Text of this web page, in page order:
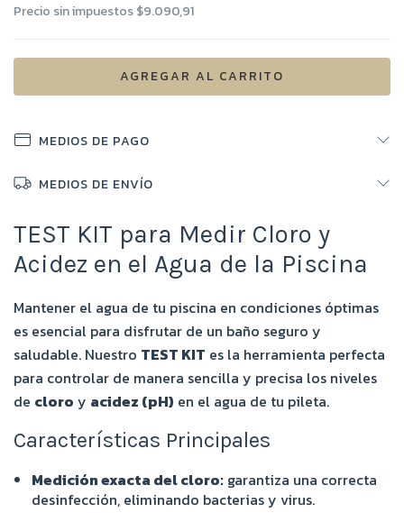
Precio sin impuestos$9.090,91
MEDIOS DE PAGO
MEDIOS DE ENVÍO
TEST KIT para Medir Cloro y
Acidez en el Agua de la Piscina
Mantener el agua de tu piscina en condiciones óptimas
es esencial para disfrutar de un baño seguro y
saludable. Nuestro TEST KIT es la herramienta perfecta
para controlar de manera sencilla y precisa los niveles
de cloro y acidez (pH) en el agua de tu pileta.
Características Principales
Medición exacta del cloro: garantiza una correcta
desinfección, eliminando bacterias y virus.